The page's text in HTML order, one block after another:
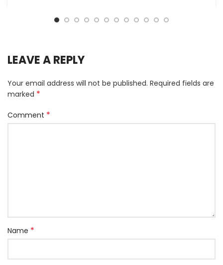
LEAVE A REPLY
Your email address will not be published. Required fields are
marked *
Comment *
Name *